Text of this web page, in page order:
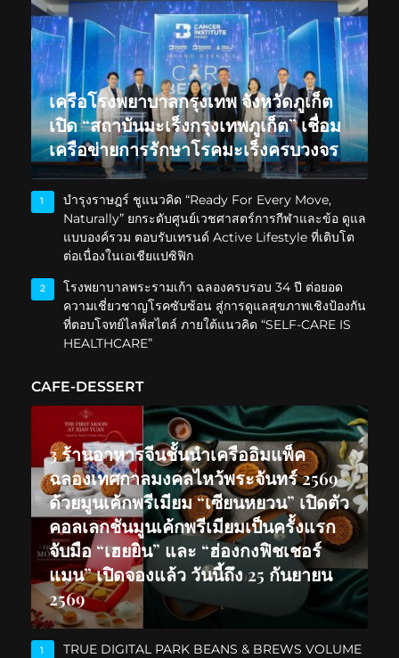
เครือโรงพยาบาลกรุงเทพ จังหวัดภูเก็ต
เปิด “สถาบันมะเร็งกรุงเทพภูเก็ต” เชื่อม
เครือข่ายการรักษาโรคมะเร็งครบวงจร
1
บำรุงราษฎร์ ชูแนวคิด “Ready For Every Move,
Naturally” ยกระดับศูนย์เวชศาสตร์การกีฬาและข้อ ดูแล
แบบองค์รวม ตอบรับเทรนด์ Active Lifestyle ที่เติบโต
ต่อเนื่องในเอเชียแปซิฟิก
2
โรงพยาบาลพระรามเก้า ฉลองครบรอบ 34 ปี ต่อยอด
ความเชี่ยวชาญโรคซับซ้อน สู่การดูแลสุขภาพเชิงป้องกัน
ที่ตอบโจทย์ไลฟ์สไตล์ ภายใต้แนวคิด “SELF-CARE IS
HEALTHCARE”
CAFE-DESSERT
3 ร้านอาหารจีนชั้นนำเครืออิมแพ็ค
ฉลองเทศกาลมงคลไหว้พระจันทร์ 2569
ด้วยมูนเค้กพรีเมียม “เซียนหยวน” เปิดตัว
คอลเลกชันมูนเค้กพรีเมียมเป็นครั้งแรก
จับมือ “เฮยยิน” และ “ฮ่องกงฟิชเชอร์
แมน” เปิดจองแล้ว วันนี้ถึง 25 กันยายน
2569
1
TRUE DIGITAL PARK BEANS & BREWS VOLUME